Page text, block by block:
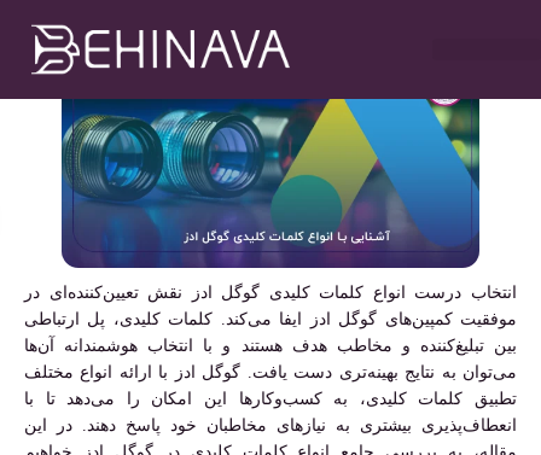
انتخاب درست انواع کلمات کلیدی گوگل ادز نقش تعیین‌کننده‌ای در
موفقیت کمپین‌های گوگل ادز ایفا می‌کند. کلمات کلیدی، پل ارتباطی
بین تبلیغ‌کننده و مخاطب هدف هستند و با انتخاب هوشمندانه آن‌ها
می‌توان به نتایج بهینه‌تری دست یافت. گوگل ادز با ارائه انواع مختلف
تطبیق کلمات کلیدی، به کسب‌وکارها این امکان را می‌دهد تا با
انعطاف‌پذیری بیشتری به نیازهای مخاطبان خود پاسخ دهند. در این